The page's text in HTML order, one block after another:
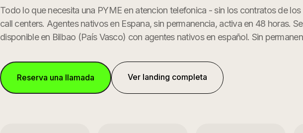
Todo lo que necesita una PYME en atencion telefonica - sin los contratos de los
call centers. Agentes nativos en Espana, sin permanencia, activa en 48 horas.
disponible en Bilbao (País Vasco) con agentes nativos en español. Sin
Reserva una llamada Ver landing completa